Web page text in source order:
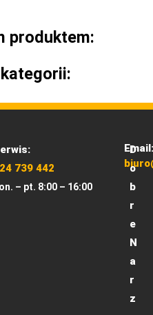
produktem:
739 442
– pt. 8:00 – 16:00
Email:
D
o
b
r
e
N
a
r
z